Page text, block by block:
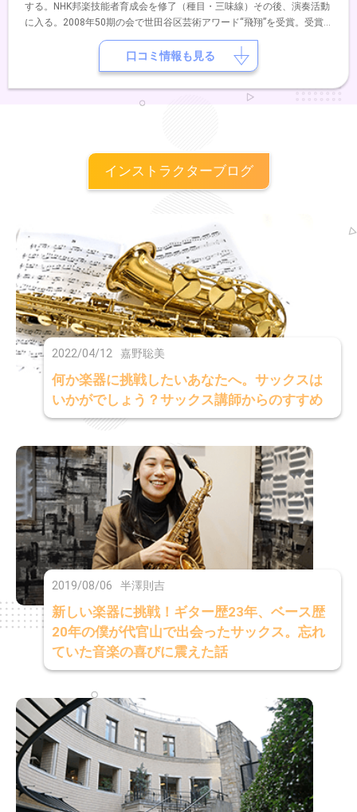
する。NHK邦楽技能者育成会を修了（種目・三味線）その後、演奏活動
に入る。2008年50期の会で世田谷区芸術アワード“飛翔”を受賞。受賞
公演では、韓国のコムンゴ・サンジョを三味線で演奏し好評を博す。
口コミ情報も見る
インストラクターブログ
2022/04/12 嘉野聡美
何か楽器に挑戦したいあなたへ。サックスは
いかがでしょう？サックス講師からのすすめ
2019/08/06 半澤則吉
新しい楽器に挑戦！ギター歴23年、ベース歴
20年の僕が代官山で出会ったサックス。忘れ
ていた音楽の喜びに震えた話